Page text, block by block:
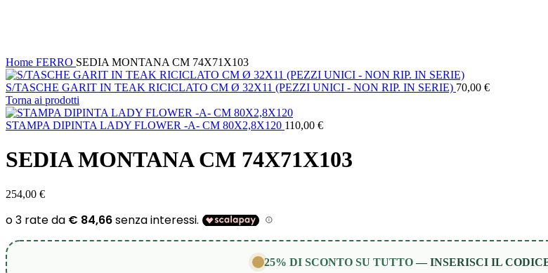
Home FERRO SEDIA MONTANA CM 74X71X103
S/TASCHE GARIT IN TEAK RICICLATO CM Ø 32X11 (PEZZI UNICI - NON RIP. IN SERIE) 70,00 €
Torna ai prodotti
STAMPA DIPINTA LADY FLOWER -A- CM 80X2,8X120 110,00 €
SEDIA MONTANA CM 74X71X103
254,00 €
25% DI SCONTO SU TUTTO— INSERISCI IL